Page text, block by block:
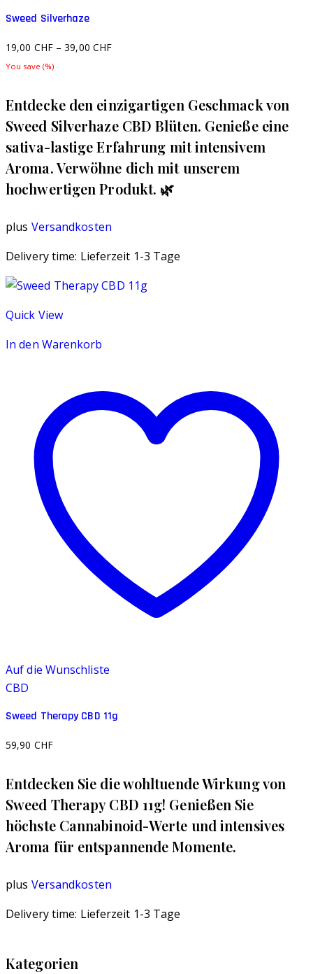
Sweed Silverhaze
19,00 CHF–39,00 CHF
You save (%)
Entdecke den einzigartigen Geschmack von
Sweed Silverhaze CBD Blüten. Genieße eine
sativa-lastige Erfahrung mit intensivem
Aroma. Verwöhne dich mit unserem
hochwertigen Produkt. 🌿
plus Versandkosten
Delivery time: Lieferzeit 1-3 Tage
Quick View
In den Warenkorb
Auf die Wunschliste
CBD
Sweed Therapy CBD 11g
59,90 CHF
Entdecken Sie die wohltuende Wirkung von
Sweed Therapy CBD 11g! Genießen Sie
höchste Cannabinoid-Werte und intensives
Aroma für entspannende Momente.
plus Versandkosten
Delivery time: Lieferzeit 1-3 Tage
Kategorien